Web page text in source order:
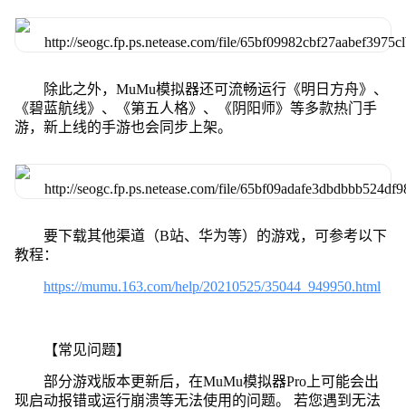
除此之外，MuMu模拟器还可流畅运行《明日方舟》、
《碧蓝航线》、《第五人格》、《阴阳师》等多款热门手
游，新上线的手游也会同步上架。
要下载其他渠道（B站、华为等）的游戏，可参考以下
教程：
https://mumu.163.com/help/20210525/35044_949950.html
【常见问题】
部分游戏版本更新后，在MuMu模拟器Pro上可能会出
现启动报错或运行崩溃等无法使用的问题。 若您遇到无法